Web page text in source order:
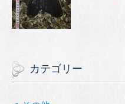
カテゴリー